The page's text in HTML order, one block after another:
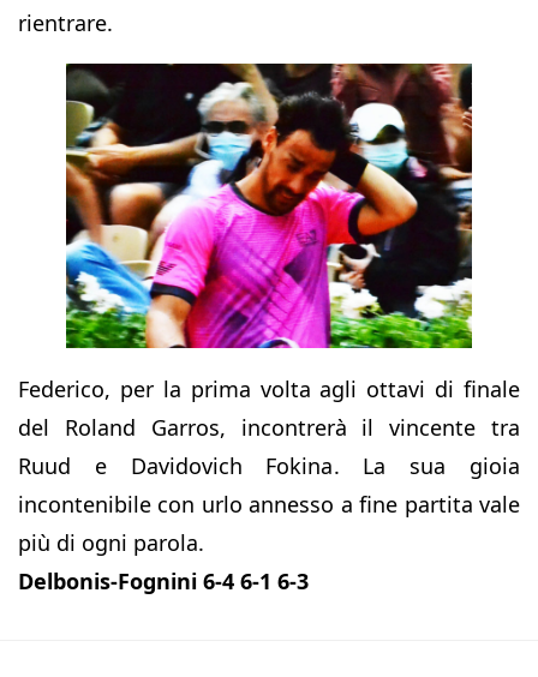
rientrare.
Federico, per la prima volta agli ottavi di finale
del Roland Garros, incontrerà il vincente tra
Ruud e Davidovich Fokina. La sua gioia
incontenibile con urlo annesso a fine partita vale
più di ogni parola.
Delbonis-Fognini 6-4 6-1 6-3